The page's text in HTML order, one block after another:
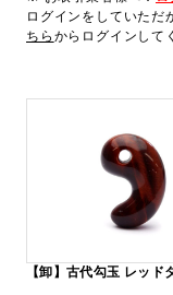
ログインをしていただ
ちら からログインして
【卸】古代勾玉 レッ